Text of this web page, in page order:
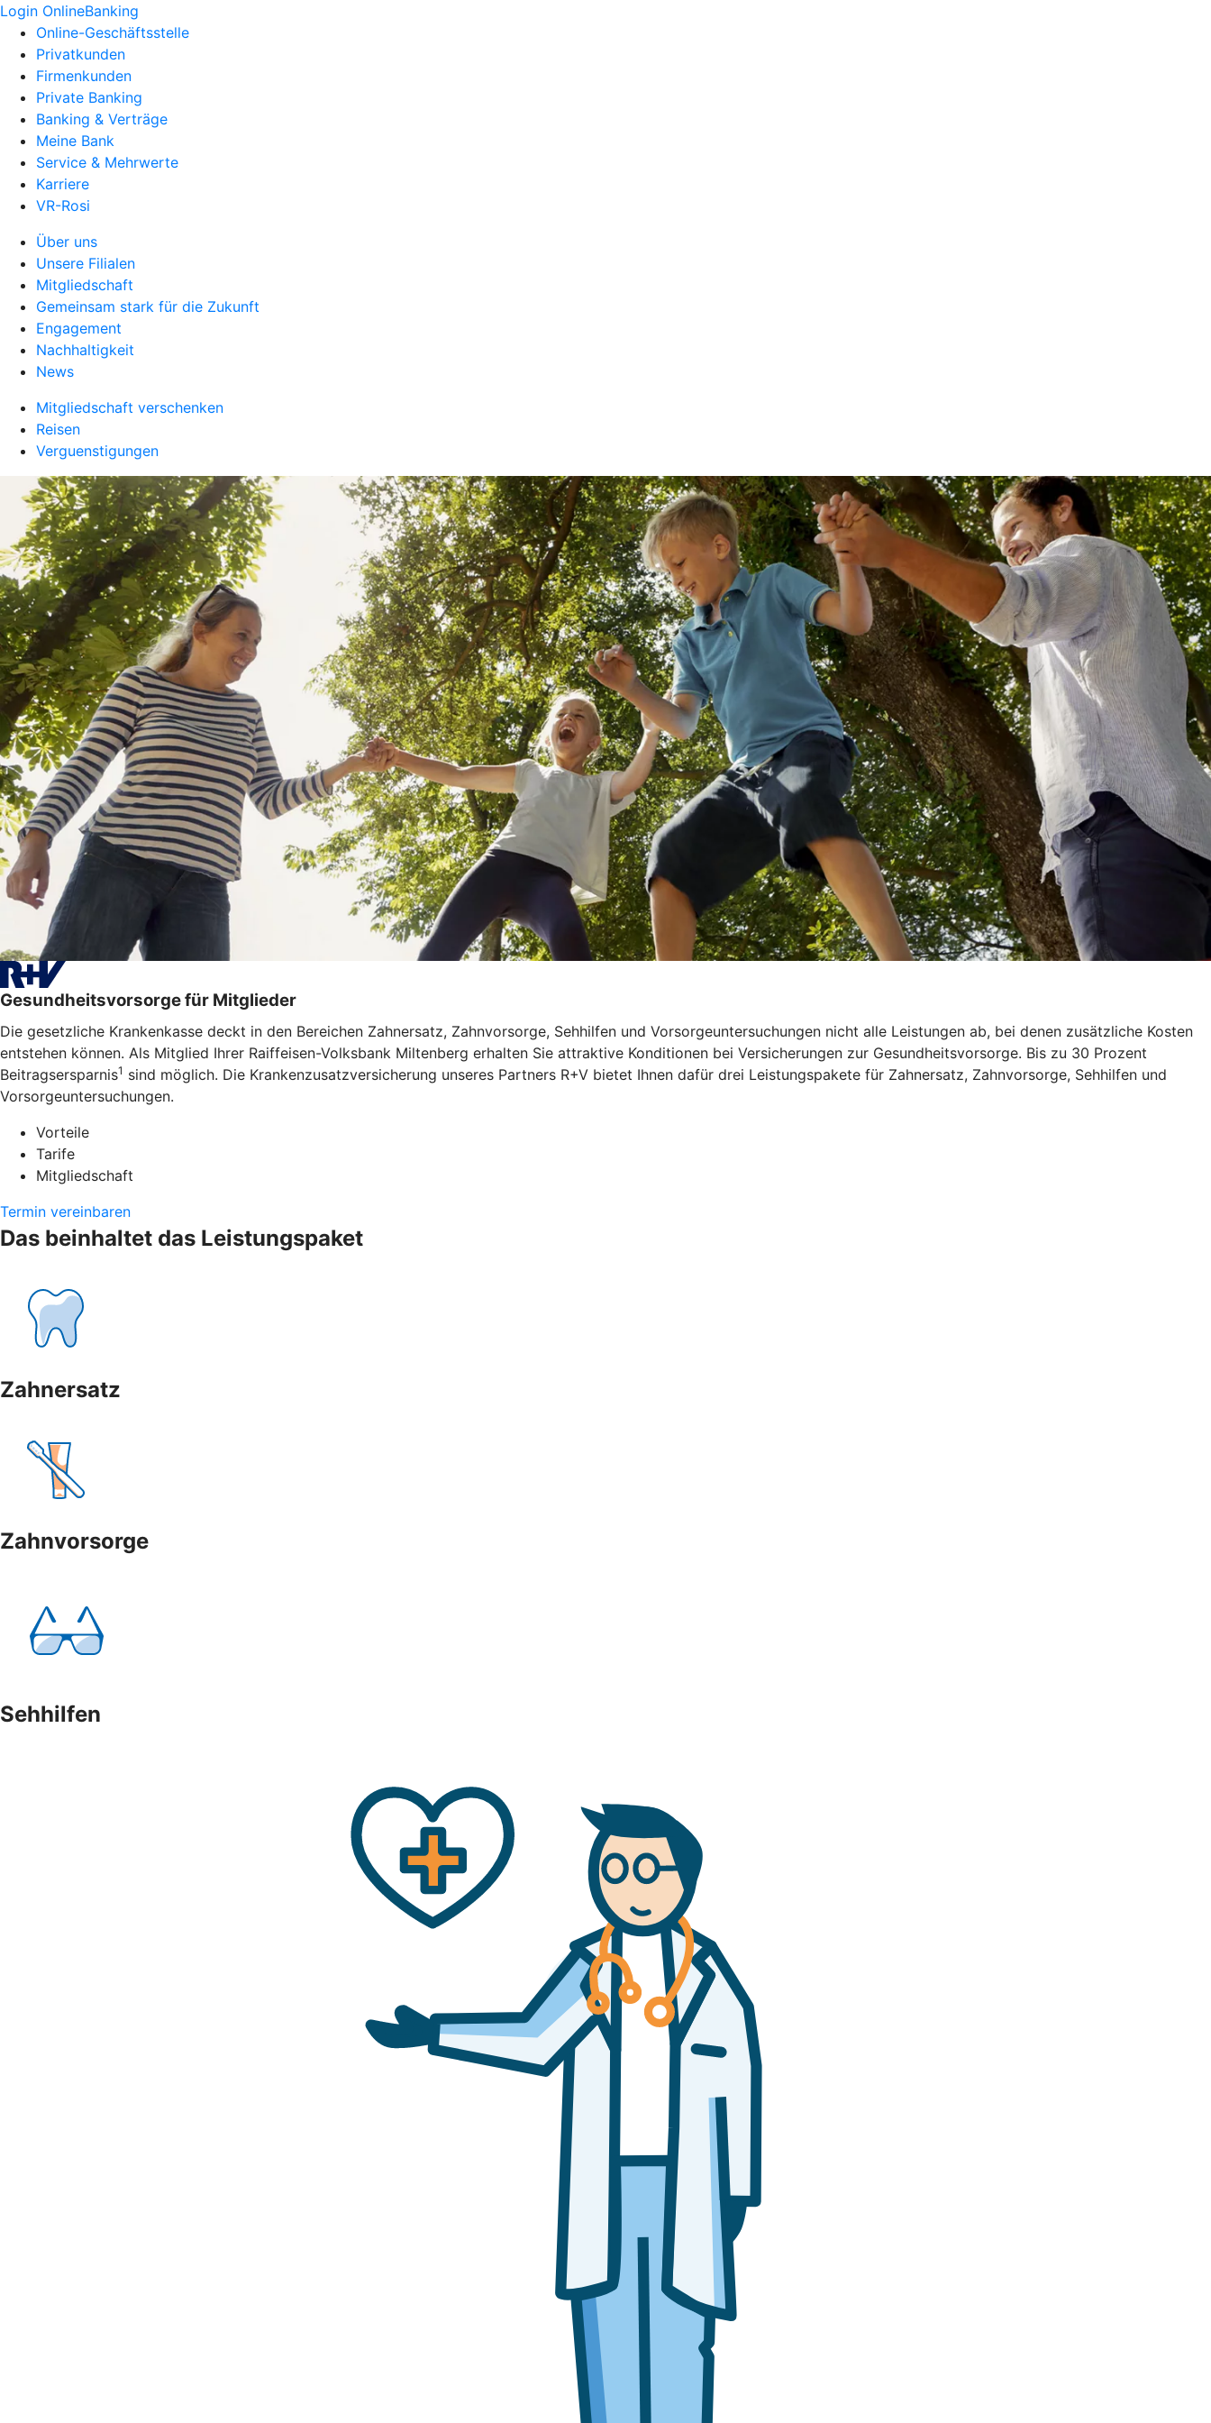
Login OnlineBanking
Online-Geschäftsstelle
Privatkunden
Firmenkunden
Private Banking
Banking & Verträge
Meine Bank
Service & Mehrwerte
Karriere
VR-Rosi
Über uns
Unsere Filialen
Mitgliedschaft
Gemeinsam stark für die Zukunft
Engagement
Nachhaltigkeit
News
Mitgliedschaft verschenken
Reisen
Verguenstigungen
Gesundheitsvorsorge für Mitglieder
Die gesetzliche Krankenkasse deckt in den Bereichen Zahnersatz, Zahnvorsorge, Sehhilfen und Vorsorgeuntersuchungen nicht alle Leistungen ab, bei denen zusätzliche Kosten
entstehen können. Als Mitglied Ihrer Raiffeisen-Volksbank Miltenberg erhalten Sie attraktive Konditionen bei Versicherungen zur Gesundheitsvorsorge. Bis zu 30 Prozent
Beitragsersparnis1 sind möglich. Die Krankenzusatzversicherung unseres Partners R+V bietet Ihnen dafür drei Leistungspakete für Zahnersatz, Zahnvorsorge, Sehhilfen und
Vorsorgeuntersuchungen.
Vorteile
Tarife
Mitgliedschaft
Termin vereinbaren
Das beinhaltet das Leistungspaket
Zahnersatz
Zahnvorsorge
Sehhilfen